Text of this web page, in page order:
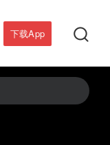
下载App 